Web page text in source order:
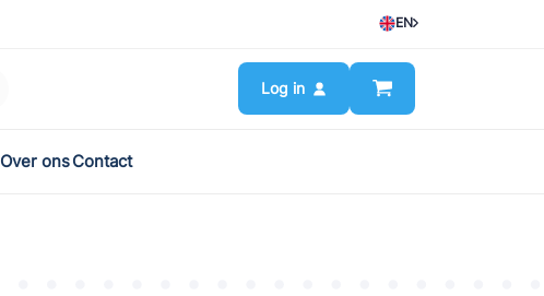
EN
Log in
Over onsContact